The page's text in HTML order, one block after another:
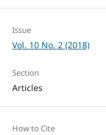
Issue
Vol. 10 No. 2 (2018)
Section
Articles
How to Cite